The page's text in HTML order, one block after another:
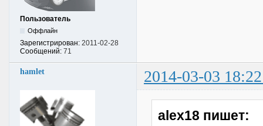
Пользователь
Оффлайн
Зарегистрирован: 2011-02-28
Сообщений: 71
hamlet 2014-03-03
alex18 пишет: